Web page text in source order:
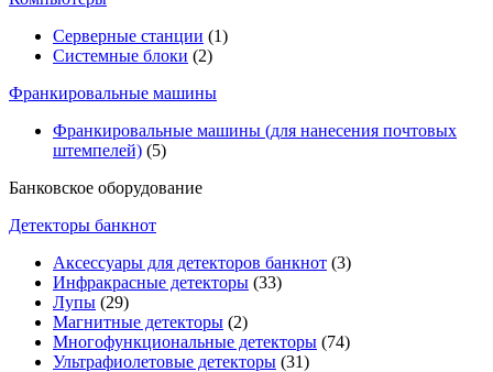
Серверные станции (1)
Системные блоки (2)
Франкировальные машины
Франкировальные машины (для нанесения почтовых
штемпелей) (5)
Банковское оборудование
Детекторы банкнот
Аксессуары для детекторов банкнот (3)
Инфракрасные детекторы (33)
Лупы (29)
Магнитные детекторы (2)
Многофункциональные детекторы (74)
Ультрафиолетовые детекторы (31)